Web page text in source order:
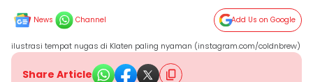
News Channel Add Us on Google
ilustrasi tempat nugas di Klaten paling nyaman (instagram.com/coldnbrew)
Share Article